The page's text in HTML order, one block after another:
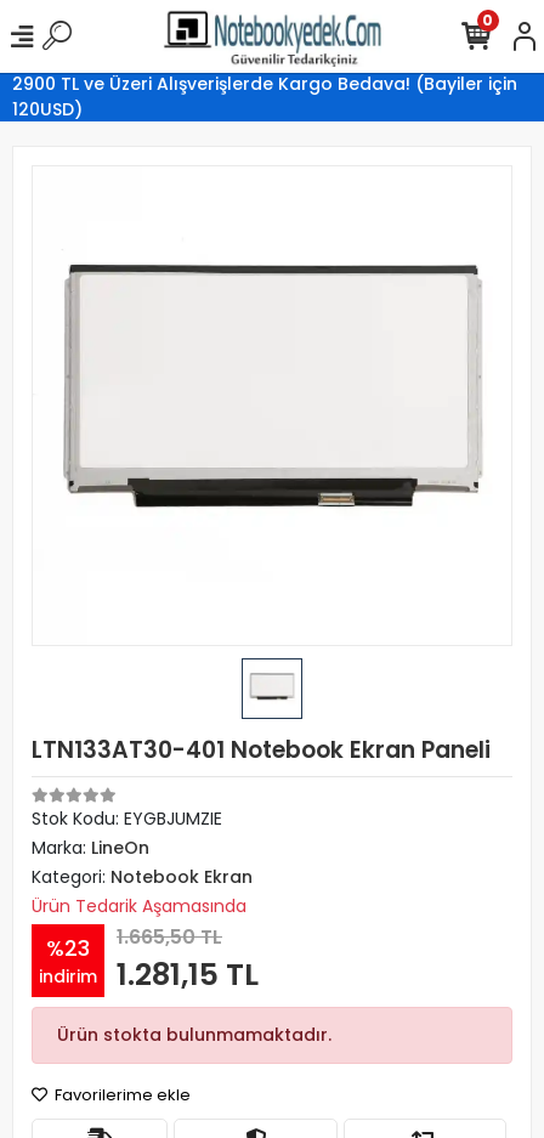
2900 TL ve Üzeri Alışverişlerde Kargo Bedava! (Bayiler için
120USD)
0
LTN133AT30-401 Notebook Ekran Paneli
Stok Kodu: EYGBJUMZIE
Marka: LineOn
Kategori: Notebook Ekran
Ürün Tedarik Aşamasında
%23
indirim
1.665,50 TL
1.281,15 TL
Ürün stokta bulunmamaktadır.
Favorilerime ekle